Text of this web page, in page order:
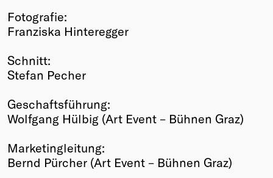
Fotografie:
Franziska Hinteregger
Schnitt:
Stefan Pecher
Geschaftsführung:
Wolfgang Hülbig (Art Event – Bühnen Graz)
Marketingleitung:
Bernd Pürcher (Art Event – Bühnen Graz)